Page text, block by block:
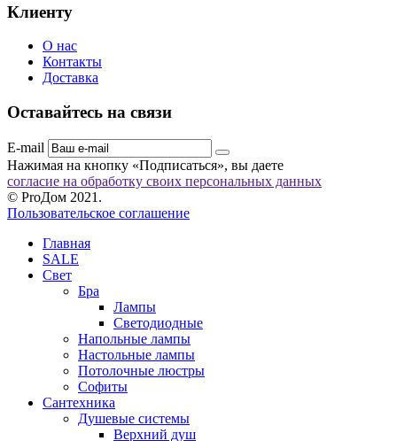
Клиенту
О нас
Контакты
Доставка
Оставайтесь на связи
E-mail
Нажимая на кнопку «Подписаться», вы даете
согласие на обработку своих персональных данных
© ProДом 2021.
Пользовательское соглашение
Главная
SALE
Свет
Бра
Лампы
Светодиодные
Напольные лампы
Настольные лампы
Потолочные люстры
Софиты
Сантехника
Душевые системы
Верхний душ